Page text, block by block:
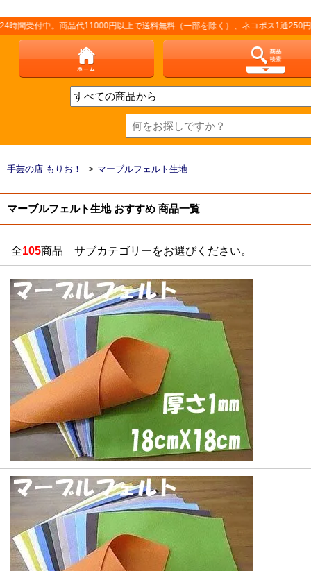
。商品代11000円以上で送料無料（一部を除く）、ネコポス1通250円（厚さな
手芸の店 もりお！ > マーブルフェルト生地
マーブルフェルト生地 おすすめ 商品一覧
全105商品 サブカテゴリーをお選びください。